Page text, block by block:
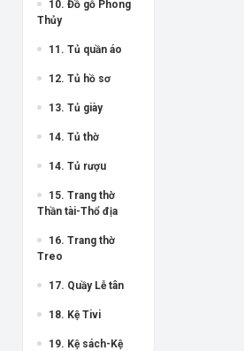
10. Đồ gỗ Phong
Thủy
11. Tủ quần áo
12. Tủ hồ sơ
13. Tủ giày
14. Tủ thờ
14. Tủ rượu
15. Trang thờ
Thần tài-Thổ địa
16. Trang thờ
Treo
17. Quầy Lễ tân
18. Kệ Tivi
19. Kệ sách-Kệ